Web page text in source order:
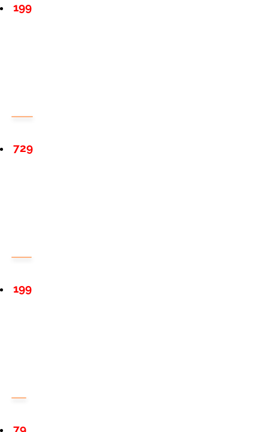
199
729
199
79